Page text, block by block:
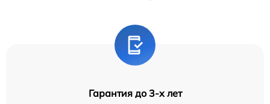
Гарантия до 3-х лет